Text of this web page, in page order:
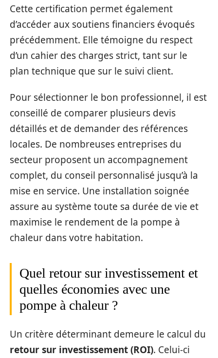
Cette certification permet également
d’accéder aux soutiens financiers évoqués
précédemment. Elle témoigne du respect
d’un cahier des charges strict, tant sur le
plan technique que sur le suivi client.
Pour sélectionner le bon professionnel, il est
conseillé de comparer plusieurs devis
détaillés et de demander des références
locales. De nombreuses entreprises du
secteur proposent un accompagnement
complet, du conseil personnalisé jusqu’à la
mise en service. Une installation soignée
assure au système toute sa durée de vie et
maximise le rendement de la pompe à
chaleur dans votre habitation.
Quel retour sur investissement et
quelles économies avec une
pompe à chaleur ?
Un critère déterminant demeure le calcul du
retour sur investissement (ROI). Celui-ci